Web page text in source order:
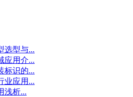
选型与...
应用介...
标识的...
业应用...
浅析...